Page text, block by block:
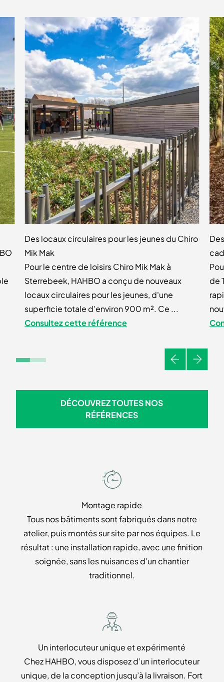
Des locaux circulaires pour les jeunes du Chiro
Mik Mak
Pour le centre de loisirs Chiro Mik Mak à
Sterrebeek, HAHBO a conçu de nouveaux
locaux circulaires pour les jeunes, d'une
superficie totale d'environ 900 m². Ce ...
Consultez cette référence
de
Précédent
Suivant
DÉCOUVREZ TOUTES NOS
DÉCOUVREZ TOUTES NOS
RÉFÉRENCES
Montage rapide
Tous nos bâtiments sont fabriqués dans notre
atelier, puis montés sur site par nos équipes. Le
résultat : une installation rapide, avec une finition
soignée, sans les nuisances d'un chantier
traditionnel.
Un interlocuteur unique et expérimenté
Chez HAHBO, vous disposez d’un interlocuteur
unique, de la conception jusqu’à la livraison. Fort